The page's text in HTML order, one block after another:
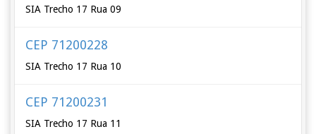
SIA Trecho 17 Rua 09
CEP 71200228
SIA Trecho 17 Rua 10
CEP 71200231
SIA Trecho 17 Rua 11